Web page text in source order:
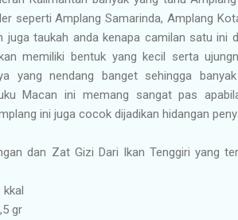
seperti Amplang Samarinda, Amplang
juga taukah anda kenapa camilan satu ini
memiliki bentuk yang kecil serta
yang nendang banget sehingga
Macan ini memang sangat pas
ini juga cocok dijadikan hidangan
dan Zat Gizi Dari Ikan Tenggiri yang
kkal
gr